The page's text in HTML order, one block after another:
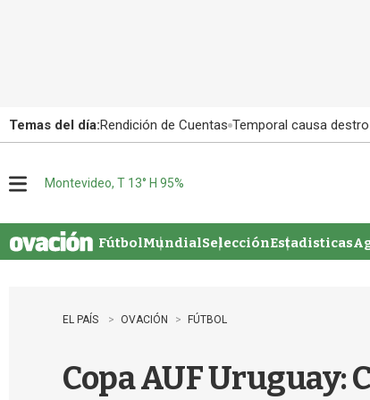
Temas del día:Rendición de Cuentas Temporal causa
u
Montevideo, T 13° H 95%
FútbolMundialSelecciónEstadisticas
EL PAÍS OVACIÓN FÚTBOL
Copa AUF Uruguay: